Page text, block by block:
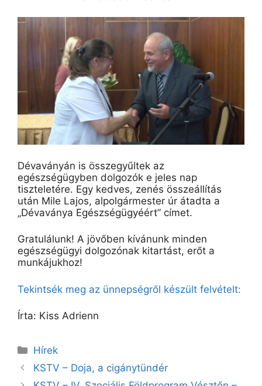
Dévaványán is összegyűltek az
egészségügyben dolgozók e jeles nap
tiszteletére. Egy kedves, zenés összeállítás
után Mile Lajos, alpolgármester úr átadta a
„Dévaványa Egészségügyéért” címet.
Gratulálunk! A jövőben kívánunk minden
egészségügyi dolgozónak kitartást, erőt a
munkájukhoz!
Tekintsék meg az ünnepségről készült felvételt:
Írta: Kiss Adrienn
Kategória
Hírek
Bejegyzés
navigáció
KSTV – Doja, a cigánytündér